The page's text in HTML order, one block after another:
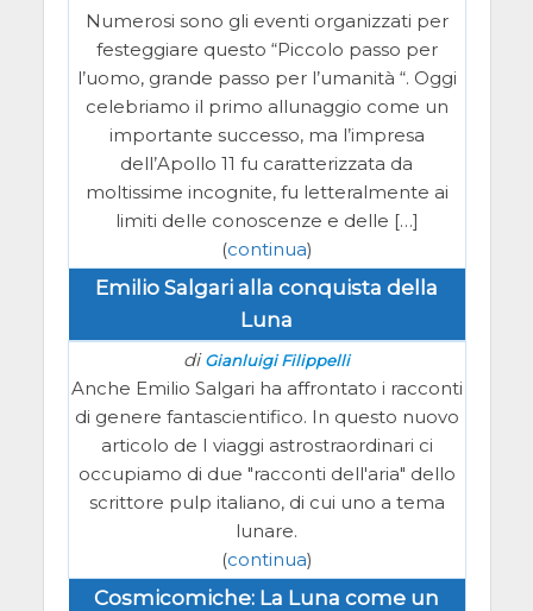
Numerosi sono gli eventi organizzati per
festeggiare questo “Piccolo passo per
l’uomo, grande passo per l’umanità “. Oggi
celebriamo il primo allunaggio come un
importante successo, ma l’impresa
dell’Apollo 11 fu caratterizzata da
moltissime incognite, fu letteralmente ai
limiti delle conoscenze e delle […]
(continua)
Emilio Salgari alla conquista della
Luna
diGianluigi Filippelli
Anche Emilio Salgari ha affrontato i racconti
di genere fantascientifico. In questo nuovo
articolo de I viaggi astrostraordinari ci
occupiamo di due "racconti dell'aria" dello
scrittore pulp italiano, di cui uno a tema
lunare.
(continua)
Cosmicomiche: La Luna come un